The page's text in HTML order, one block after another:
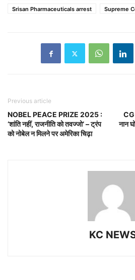
Srisan Pharmaceuticals arrest
Supreme
Previous article
NOBEL PEACE PRIZE 2025 :
‘शांति नहीं, राजनीति को तवज्जो’ – ट्रंप
को नोबेल न मिलने पर अमेरिका चिढ़ा
CG
नान
KC